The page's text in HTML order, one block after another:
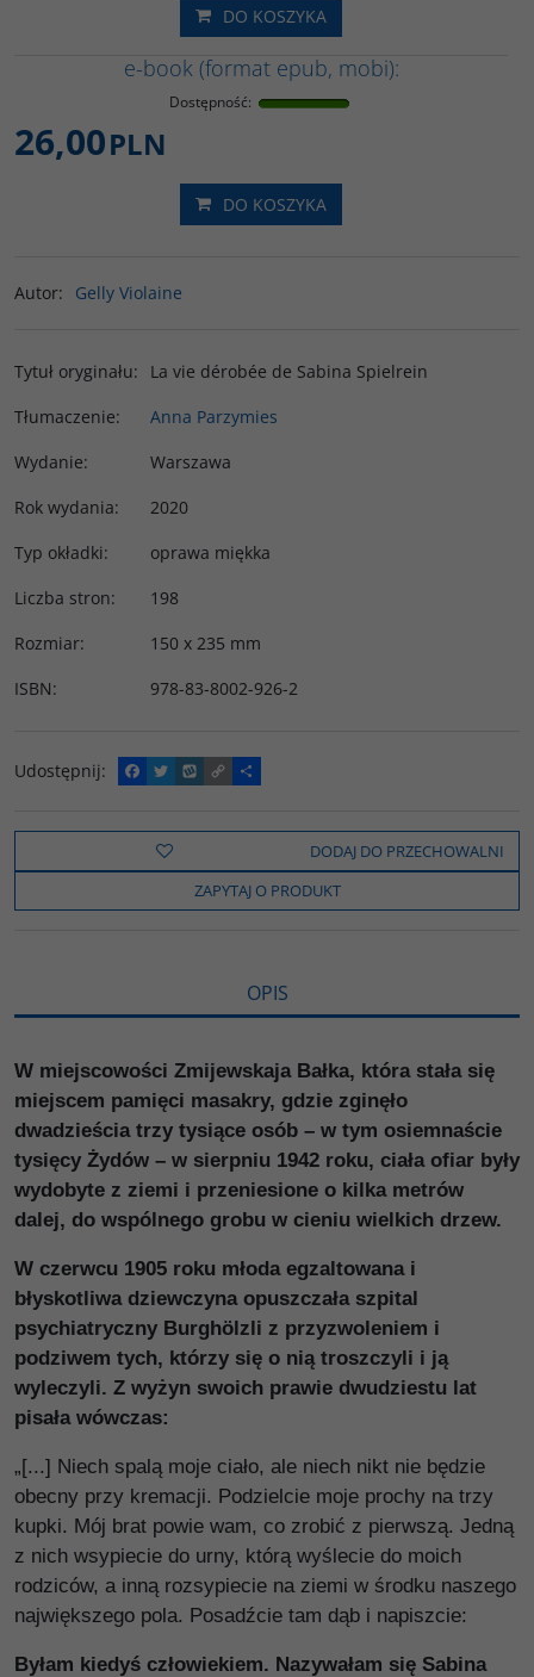
DO KOSZYKA
e-book (format epub, mobi):
Dostępność:
26,00PLN
DO KOSZYKA
Autor: Gelly Violaine
Tytuł oryginału:
La vie dérobée de Sabina Spielrein
Tłumaczenie:
Anna Parzymies
Wydanie:
Warszawa
Rok wydania:
2020
Typ okładki:
oprawa miękka
Liczba stron:
198
Rozmiar:
150 x 235 mm
ISBN: 978-83-8002-926-2
Udostępnij:
F
a
e
o
k
T
w
t
t
e
W
y
o
C
o
y
i
n
k
P
o
z
e
l
s
DODAJ DO PRZECHOWALNI
ZAPYTAJ O PRODUKT
OPIS
W miejscowości Zmijewskaja Bałka, która stała się
miejscem pamięci masakry, gdzie zginęło
dwadzieścia trzy tysiące osób – w tym osiemnaście
tysięcy Żydów – w sierpniu 1942 roku, ciała ofiar były
wydobyte z ziemi i przeniesione o kilka metrów
dalej, do wspólnego grobu w cieniu wielkich drzew.
W czerwcu 1905 roku młoda egzaltowana i
błyskotliwa dziewczyna opuszczała szpital
psychiatryczny Burghölzli z przyzwoleniem i
podziwem tych, którzy się o nią troszczyli i ją
wyleczyli. Z wyżyn swoich prawie dwudziestu lat
pisała wówczas:
„[...] Niech spalą moje ciało, ale niech nikt nie będzie
obecny przy kremacji. Podzielcie moje prochy na trzy
kupki. Mój brat powie wam, co zrobić z pierwszą. Jedną
z nich wsypiecie do urny, którą wyślecie do moich
rodziców, a inną rozsypiecie na ziemi w środku naszego
największego pola. Posadźcie tam dąb i napiszcie:
Byłam kiedyś człowiekiem. Nazywałam się Sabina